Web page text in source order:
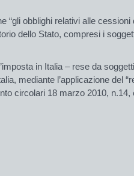
“gli obblighi relativi alle cessioni
dello Stato, compresi i
in Italia – rese da
mediante l’applicazione del “
circolari 18 marzo 2010, n.14,